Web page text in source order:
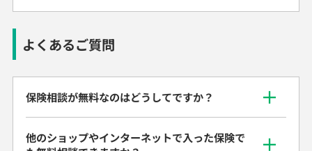
よくあるご質問
保険相談が無料なのはどうしてですか？
他のショップやインターネットで入った保険で